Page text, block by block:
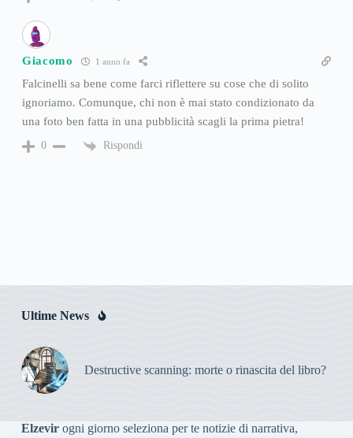
Giacomo 1 anno fa
Falcinelli sa bene come farci riflettere su cose che di solito
ignoriamo. Comunque, chi non è mai stato condizionato da
una foto ben fatta in una pubblicità scagli la prima pietra!
0 Rispondi
Ultime News
Destructive scanning: morte o rinascita del libro?
Elzevirogni giorno seleziona per te notizie di narrativa,